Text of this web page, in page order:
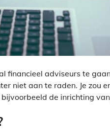
financieel adviseurs te
niet aan te raden. Je zou
de inrichting